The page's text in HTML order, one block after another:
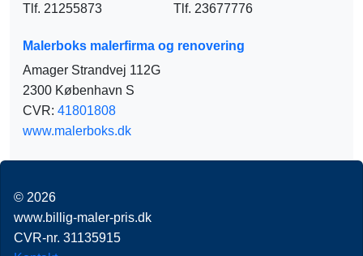
Tlf. 21255873
Tlf. 23677776
Malerboks malerfirma og renovering
Amager Strandvej 112G
2300 København S
CVR: 41801808
www.malerboks.dk
© 2026
www.billig-maler-pris.dk
CVR-nr. 31135915